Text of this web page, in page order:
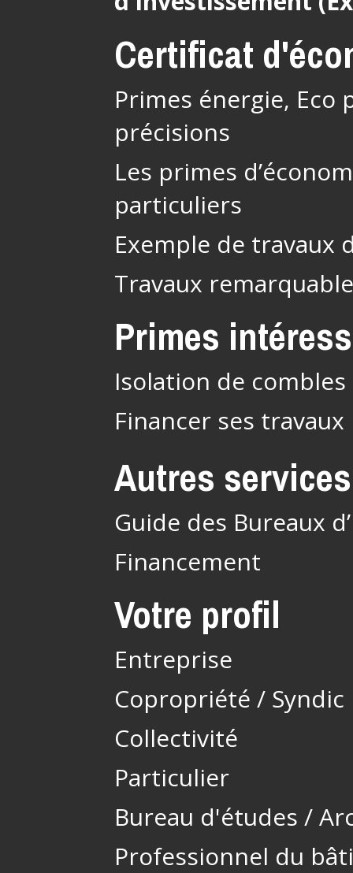
Certificat
Primes énergie, Eco
précisions
Les primes
particuliers
Exemple de travaux
Travaux
Primes
Isolation de
Financer ses travaux
Autres services
Guide des Bureaux
Financement
Votre profil
Entreprise
Copropriété / Syndic
Collectivité
Particulier
Bureau d'études /
Professionnel du